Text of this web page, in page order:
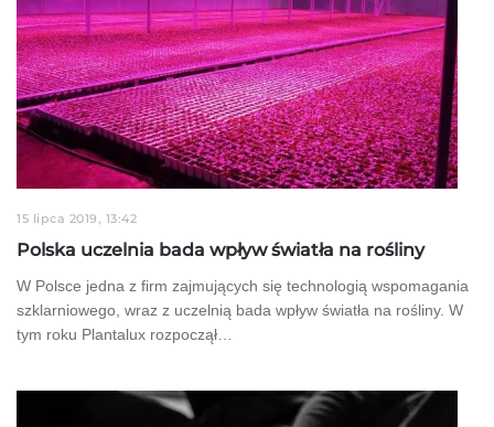
15 lipca 2019, 13:42
Polska uczelnia bada wpływ światła na rośliny
W Polsce jedna z firm zajmujących się technologią wspomagania
szklarniowego, wraz z uczelnią bada wpływ światła na rośliny. W
tym roku Plantalux rozpoczął…